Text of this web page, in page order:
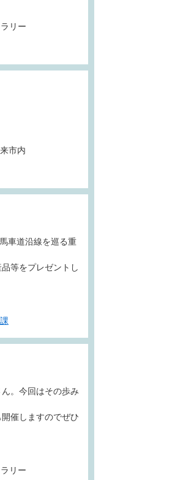
リー
市内
車道沿線を巡る重
等をプレゼントし
。今回はその歩み
催しますのでぜひ
リー